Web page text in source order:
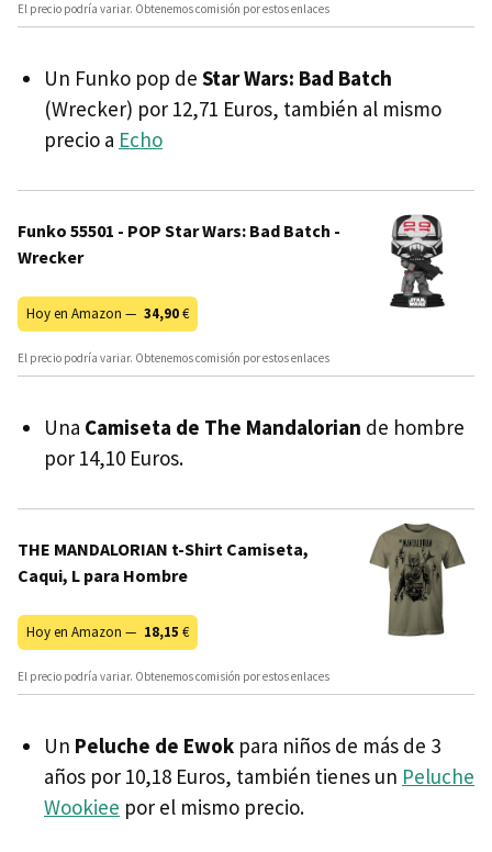
El precio podría variar. Obtenemos comisión por estos enlaces
Un Funko pop de Star Wars: Bad Batch
(Wrecker) por 12,71 Euros, también al mismo
precio a Echo
Funko 55501 - POP Star Wars: Bad Batch -
Wrecker
Hoy en Amazon — 34,90€
El precio podría variar. Obtenemos comisión por estos enlaces
Una Camiseta de The Mandalorian de hombre
por 14,10 Euros.
THE MANDALORIAN t-Shirt Camiseta,
Caqui, L para Hombre
Hoy en Amazon — 18,15 €
El precio podría variar. Obtenemos comisión por estos enlaces
Un Peluche de Ewok para niños de más de 3
años por 10,18 Euros, también tienes un Peluche
Wookiee por el mismo precio.